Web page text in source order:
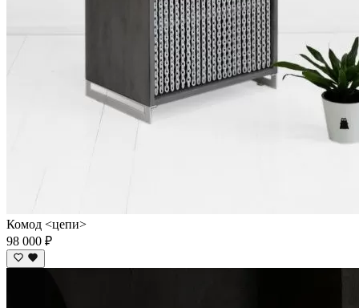
Комод <цепи>
98 000 ₽